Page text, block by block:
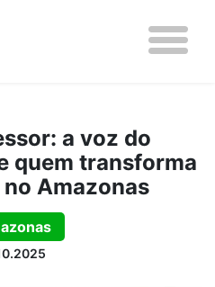
a voz do
quem transforma
Amazonas